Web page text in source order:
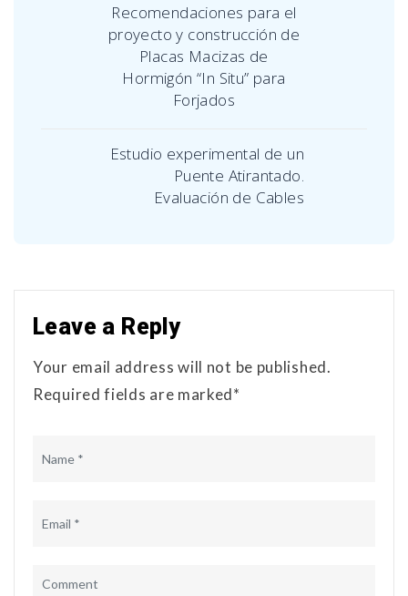
Recomendaciones para el
proyecto y construcción de
Placas Macizas de
Hormigón “In Situ” para
Forjados
Estudio experimental de un
Puente Atirantado.
Evaluación de Cables
Leave a Reply
Your email address will not be published.
Required fields are marked*